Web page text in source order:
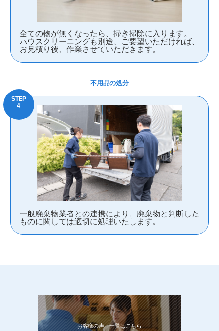
全ての物が無くなったら、掃き掃除に入ります。
ハウスクリーニングも別途、ご要望いただければ、
お見積り後、作業させていただきます。
不用品の処分
一般廃棄物業者との連携により、廃棄物と判断した
ものに関しては適切に処理いたします。
お客様の声、一覧はこちら